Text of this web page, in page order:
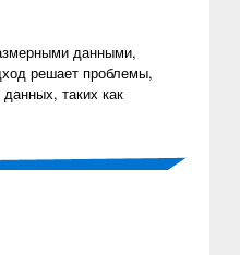
данными,
решает проблемы,
таких как